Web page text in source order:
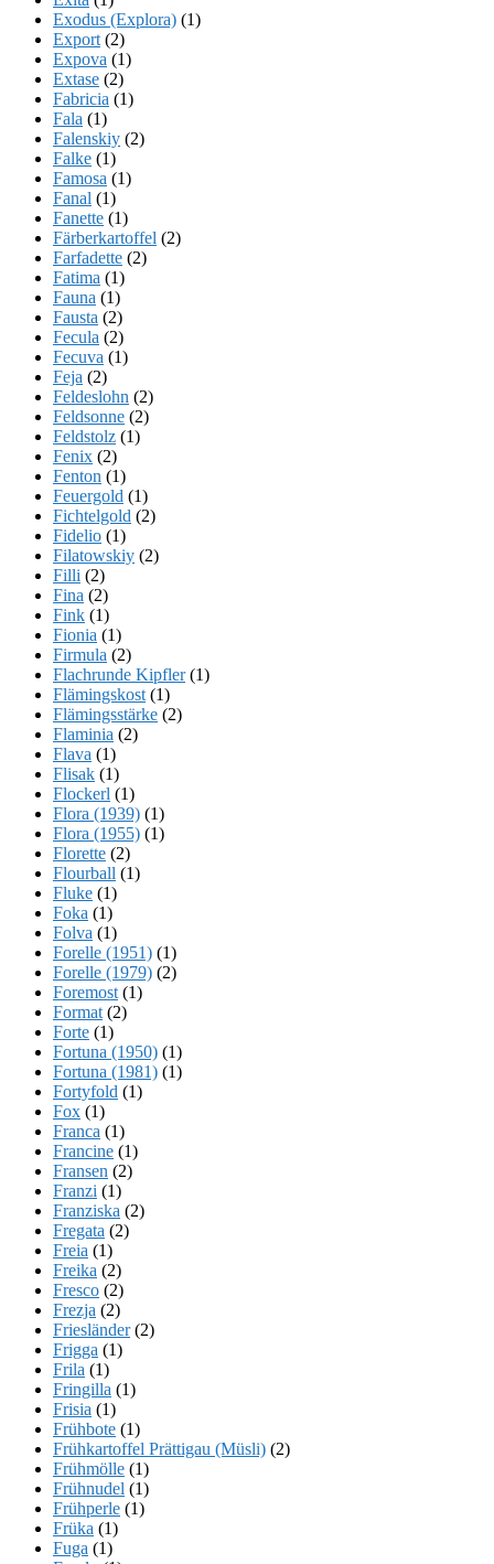
Exodus (Explora) (1)
Export (2)
Expova (1)
Extase (2)
Fabricia (1)
Fala (1)
Falenskiy (2)
Falke (1)
Famosa (1)
Fanal (1)
Fanette (1)
Färberkartoffel (2)
Farfadette (2)
Fatima (1)
Fauna (1)
Fausta (2)
Fecula (2)
Fecuva (1)
Feja (2)
Feldeslohn (2)
Feldsonne (2)
Feldstolz (1)
Fenix (2)
Fenton (1)
Feuergold (1)
Fichtelgold (2)
Fidelio (1)
Filatowskiy (2)
Filli (2)
Fina (2)
Fink (1)
Fionia (1)
Firmula (2)
Flachrunde Kipfler(1)
Flämingskost (1)
Flämingsstärke (2)
Flaminia (2)
Flava (1)
Flisak (1)
Flockerl (1)
Flora (1939) (1)
Flora (1955) (1)
Florette (2)
Flourball (1)
Fluke (1)
Foka (1)
Folva (1)
Forelle (1951) (1)
Forelle (1979) (2)
Foremost (1)
Format (2)
Forte (1)
Fortuna (1950) (1)
Fortuna (1981) (1)
Fortyfold (1)
Fox (1)
Franca (1)
Francine (1)
Fransen (2)
Franzi (1)
Franziska (2)
Fregata (2)
Freia (1)
Freika (2)
Fresco (2)
Frezja (2)
Friesländer(2)
Frigga (1)
Frila (1)
Fringilla (1)
Frisia (1)
Frühbote (1)
Frühkartoffel Prättigau (Müsli) (2)
Frühmölle (1)
Frühnudel (1)
Frühperle (1)
Früka (1)
Fuga (1)